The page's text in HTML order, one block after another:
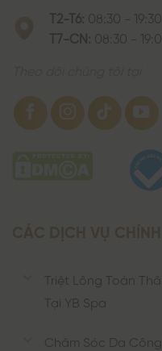
T2-T6: 08:30 - 19:30
T7-CN: 08:30 -
Triệt Lông Toàn
Tại YB Spa
Chăm Sóc Da